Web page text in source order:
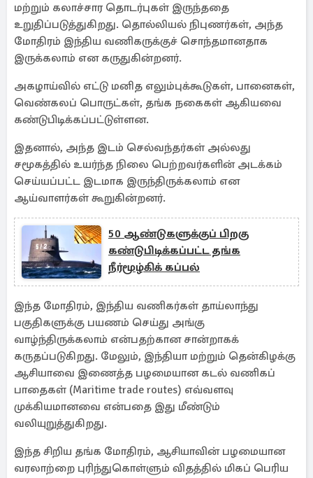
மற்றும் கலாச்சார தொடர்புகள் இருந்ததை
உறுதிப்படுத்துகிறது. தொல்லியல் நிபுணர்கள், அந்த
மோதிரம் இந்திய வணிகருக்குச் சொந்தமானதாக
இருக்கலாம் என கருதுகின்றனர்.
அகழாய்வில் எட்டு மனித எலும்புக்கூடுகள், பானைகள்,
வெண்கலப் பொருட்கள், தங்க நகைகள் ஆகியவை
கண்டுபிடிக்கப்பட்டுள்ளன.
இதனால், அந்த இடம் செல்வந்தர்கள் அல்லது
சமூகத்தில் உயர்ந்த நிலை பெற்றவர்களின் அடக்கம்
செய்யப்பட்ட இடமாக இருந்திருக்கலாம் என
ஆய்வாளர்கள் கூறுகின்றனர்.
50 ஆண்டுகளுக்குப் பிறகு
கண்டுபிடிக்கப்பட்ட தங்க
நீர்மூழ்கிக் கப்பல்
இந்த மோதிரம், இந்திய வணிகர்கள் தாய்லாந்து
பகுதிகளுக்கு பயணம் செய்து அங்கு
வாழ்ந்திருக்கலாம் என்பதற்கான சான்றாகக்
கருதப்படுகிறது. மேலும், இந்தியா மற்றும் தென்கிழக்கு
ஆசியாவை இணைத்த பழமையான கடல் வணிகப்
பாதைகள் (Maritime trade routes) எவ்வளவு
முக்கியமானவை என்பதை இது மீண்டும்
வலியுறுத்துகிறது.
இந்த சிறிய தங்க மோதிரம், ஆசியாவின் பழமையான
வரலாற்றை புரிந்துகொள்ளும் விதத்தில் மிகப் பெரிய